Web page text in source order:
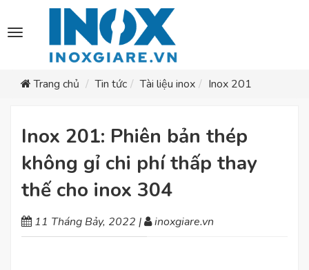
Toggle
navigation
Trang chủ
Tin tức Tài liệu inox Inox 201
Inox 201: Phiên bản thép
không gỉ chi phí thấp thay
thế cho inox 304
11 Tháng Bảy, 2022 | inoxgiare.vn